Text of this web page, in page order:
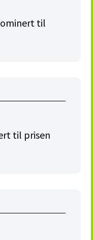
til
til prisen